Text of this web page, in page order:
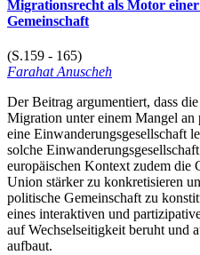
Migrationsrecht als Motor
Gemeinschaft
(S.159 - 165)
Farahat Anuscheh
Der Beitrag argumentiert, dass
Migration unter einem Mangel
eine Einwanderungsgesellschaft
solche
europäischen Kontext zudem die
Union stärker zu konkretisieren
politische Gemeinschaft zu
eines interaktiven und
auf Wechselseitigkeit beruht und
aufbaut.